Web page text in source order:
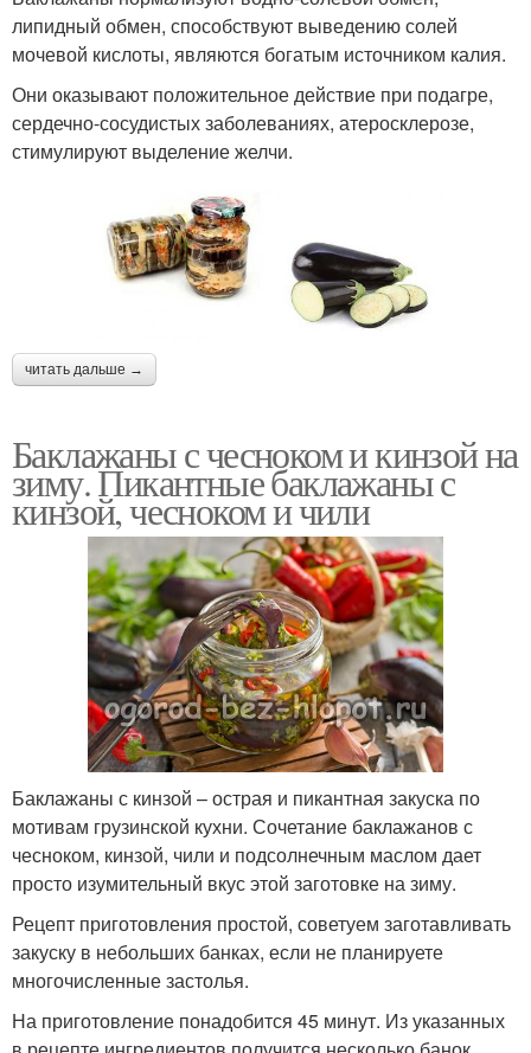
липидный обмен, способствуют выведению солей
мочевой кислоты, являются богатым источником калия.
Они оказывают положительное действие при подагре,
сердечно-сосудистых заболеваниях, атеросклерозе,
стимулируют выделение желчи.
читать дальше →
Баклажаны с чесноком и кинзой на
зиму. Пикантные баклажаны с
кинзой, чесноком и чили
Баклажаны с кинзой – острая и пикантная закуска по
мотивам грузинской кухни. Сочетание баклажанов с
чесноком, кинзой, чили и подсолнечным маслом дает
просто изумительный вкус этой заготовке на зиму.
Рецепт приготовления простой, советуем заготавливать
закуску в небольших банках, если не планируете
многочисленные застолья.
На приготовление понадобится 45 минут. Из указанных